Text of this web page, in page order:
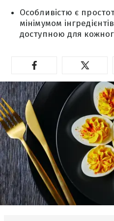
Особливістю є
мінімумом
доступною для